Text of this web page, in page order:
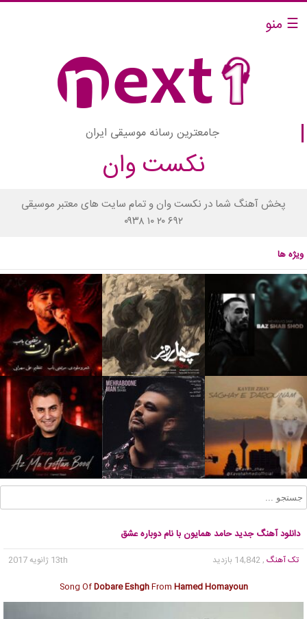
☰ منو
جامعترین رسانه موسیقی ایران
نکست وان
پخش آهنگ شما در نکست وان و تمام سایت های معتبر موسیقی
۰۹۳۸ ۱۰ ۲۰ ۶۹۲
ویژه ها
دانلود آهنگ جدید حامد همایون با نام دوباره عشق
تک آهنگ , 14,842 بازدید
13th ژانویه 2017
Song OfDobare EshghFrom Hamed Homayoun